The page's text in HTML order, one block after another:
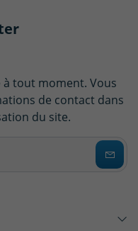
à tout moment. Vous
de contact dans
du site.